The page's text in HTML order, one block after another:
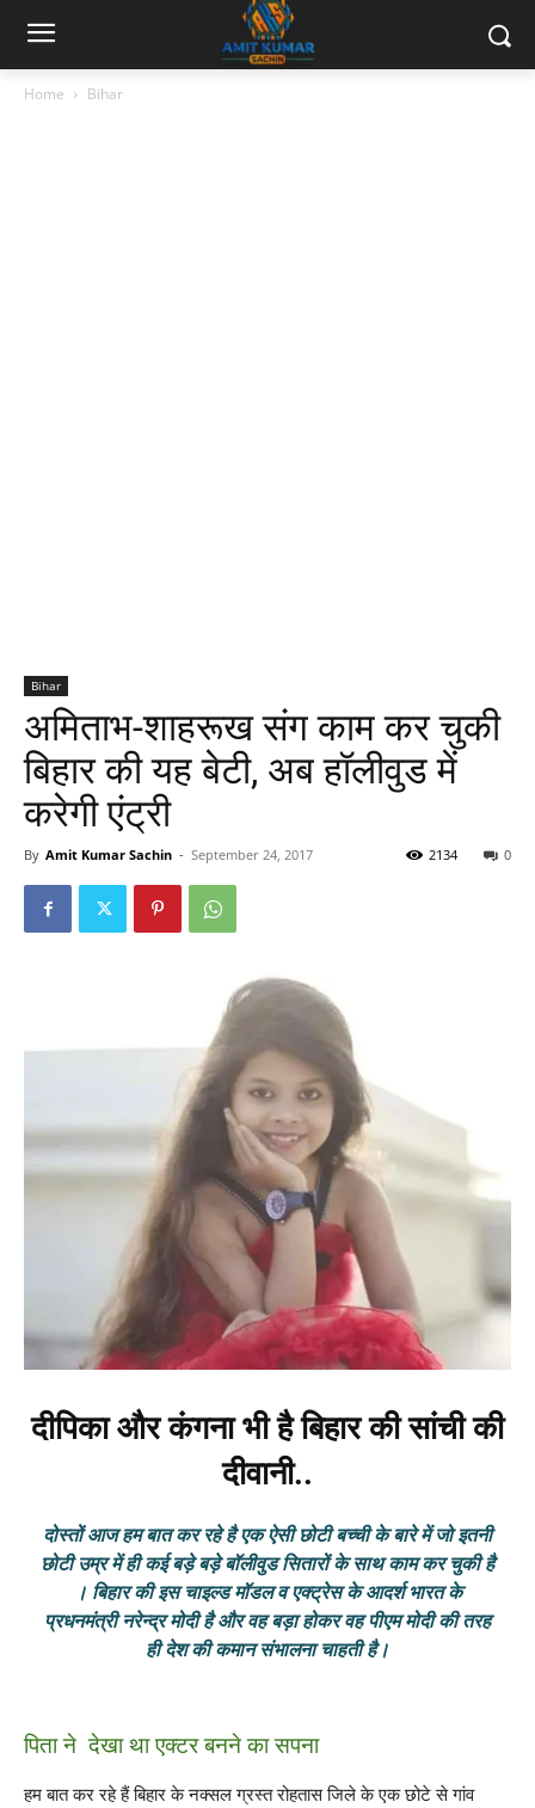
Home Bihar
Bihar
अमिताभ-शाहरूख संग काम कर चुकी
बिहार की यह बेटी, अब हॉलीवुड में
करेगी एंट्री
By Amit Kumar Sachin - September 24, 2017 0
2134
दीपिका और कंगना भी है बिहार की सांची की
दीवानी..
दोस्तों आज हम बात कर रहे है एक ऐसी छोटी बच्ची के बारे में जो इतनी
छोटी उम्र में ही कई बड़े बड़े बॉलीवुड सितारों के साथ काम कर चुकी है
। बिहार की इस चाइल्‍ड मॉडल व एक्‍ट्रेस के आदर्श भारत के
प्रधनमंत्री नरेन्द्र मोदी है और वह बड़ा होकर वह पीएम मोदी की तरह
ही देश की कमान संभालना चाहती है।
पिता ने देखा था एक्टर बनने का सपना
हम बात कर रहे हैं बिहार के नक्सल ग्रस्त रोहतास जिले के एक छोटे से गांव